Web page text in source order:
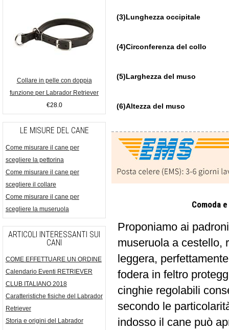
Collare in pelle con doppia
funzione per Labrador Retriever
€28.0
LE MISURE DEL CANE
Come misurare il cane per
scegliere la pettorina
Come misurare il cane per
scegliere il collare
Come misurare il cane per
scegliere la museruola
ARTICOLI INTERESSANTI SUI
CANI
COME EFFETTUARE UN ORDINE
Calendario Eventi RETRIEVER
CLUB ITALIANO 2018
Caratteristiche fisiche del Labrador
Retriever
Storia e origini del Labrador
(3)Lunghezza occipitale
(4)Circonferenza del collo
(5)Larghezza del muso
(6)Altezza del muso
Comoda
Proponiamo ai
museruola a cestello,
leggera,
fodera in feltro
cinghie regolabili
secondo le
indosso il cane può